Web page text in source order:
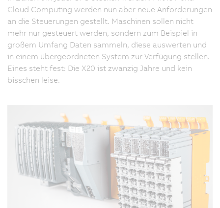
Cloud Computing werden nun aber neue Anforderungen
an die Steuerungen gestellt. Maschinen sollen nicht
mehr nur gesteuert werden, sondern zum Beispiel in
großem Umfang Daten sammeln, diese auswerten und
in einem übergeordneten System zur Verfügung stellen.
Eines steht fest: Die X20 ist zwanzig Jahre und kein
bisschen leise.